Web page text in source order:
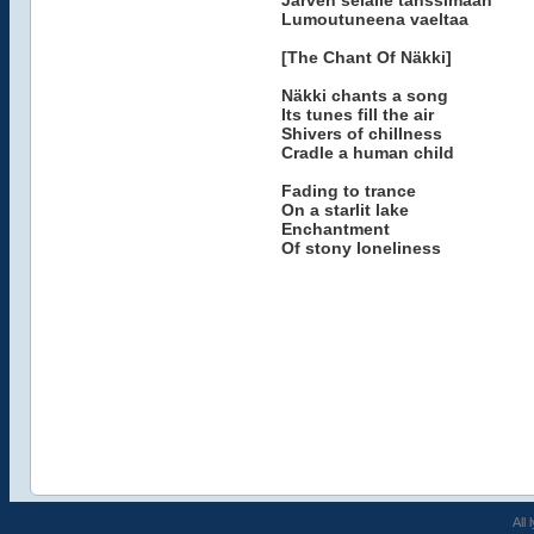
Lumoutuneena vaeltaa
[The Chant Of Näkki]
Näkki chants a song
Its tunes fill the air
Shivers of chillness
Cradle a human child
Fading to trance
On a starlit lake
Enchantment
Of stony loneliness
All